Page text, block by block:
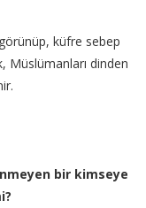
küfre sebep
Müslümanları dinden
bir kimseye